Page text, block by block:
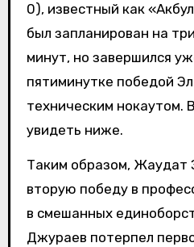
0), известный как
был запланирован на
минут, но завершился
пятиминутке победой
техническим
увидеть ниже.
Таким образом,
вторую победу в
в смешанных
Джураев потерпел